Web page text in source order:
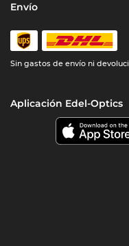
Envío
Sin gastos de envío ni
Aplicación Edel-Optics